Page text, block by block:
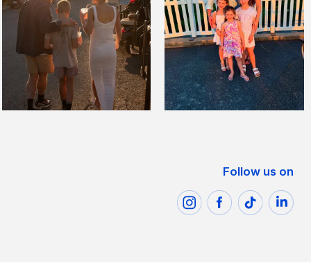
Follow us on